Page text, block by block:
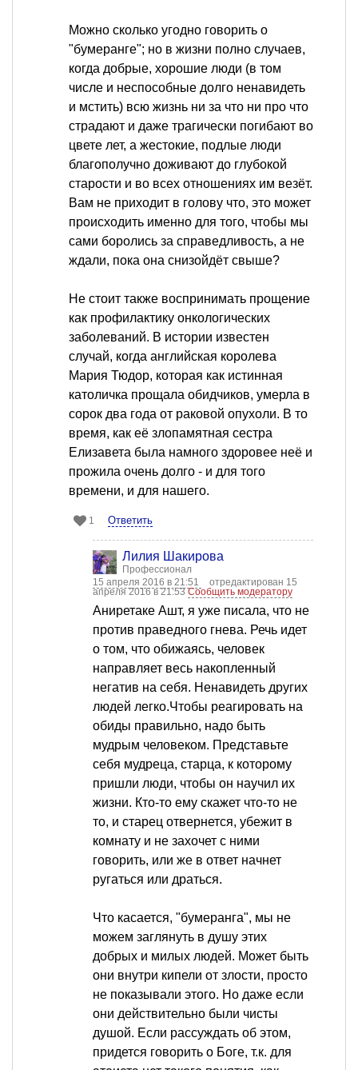
Можно сколько угодно говорить о
"бумеранге"; но в жизни полно случаев,
когда добрые, хорошие люди (в том
числе и неспособные долго ненавидеть
и мстить) всю жизнь ни за что ни про что
страдают и даже трагически погибают во
цвете лет, а жестокие, подлые люди
благополучно доживают до глубокой
старости и во всех отношениях им везёт.
Вам не приходит в голову что, это может
происходить именно для того, чтобы мы
сами боролись за справедливость, а не
ждали, пока она снизойдёт свыше?
Не стоит также воспринимать прощение
как профилактику онкологических
заболеваний. В истории известен
случай, когда английская королева
Мария Тюдор, которая как истинная
католичка прощала обидчиков, умерла в
сорок два года от раковой опухоли. В то
время, как её злопамятная сестра
Елизавета была намного здоровее неё и
прожила очень долго - и для того
времени, и для нашего.
1 Ответить
Лилия Шакирова
Профессионал
15 апреля 2016 в 21:51
отредактирован 15
апреля 2016 в 21:53Сообщить модератору
Аниретаке Ашт, я уже писала, что не
против праведного гнева. Речь идет
о том, что обижаясь, человек
направляет весь накопленный
негатив на себя. Ненавидеть других
людей легко.Чтобы реагировать на
обиды правильно, надо быть
мудрым человеком. Представьте
себя мудреца, старца, к которому
пришли люди, чтобы он научил их
жизни. Кто-то ему скажет что-то не
то, и старец отвернется, убежит в
комнату и не захочет с ними
говорить, или же в ответ начнет
ругаться или драться.
Что касается, "бумеранга", мы не
можем заглянуть в душу этих
добрых и милых людей. Может быть
они внутри кипели от злости, просто
не показывали этого. Но даже если
они действительно были чисты
душой. Если рассуждать об этом,
придется говорить о Боге, т.к. для